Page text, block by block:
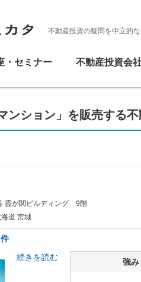
不動産投資の疑問を中立的
・セミナー 不動産投資会
ンション」を販売する
霞が関ビルディング 9階
道 宮城
続きを読む
強み